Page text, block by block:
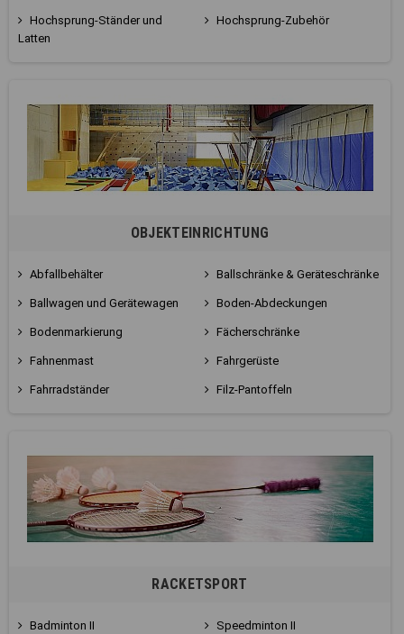
Hochsprung-Ständer und
Latten
Hochsprung-Zubehör
OBJEKTEINRICHTUNG
Abfallbehälter Ballschränke & Geräteschränke
Ballwagen und Gerätewagen Boden-Abdeckungen
Bodenmarkierung Fächerschränke
Fahnenmast Fahrgerüste
Fahrradständer Filz-Pantoffeln
RACKETSPORT
Badminton II Speedminton II